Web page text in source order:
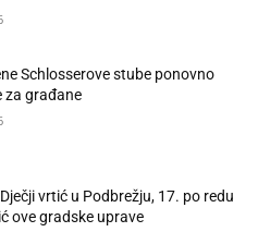
Schlosserove stube ponovno
za građane
vrtić u Podbrežju, 17. po redu
ove gradske uprave